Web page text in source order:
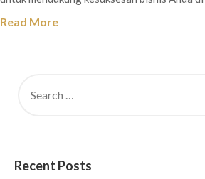
Read More
Recent Posts